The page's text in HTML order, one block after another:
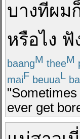
บางทีผม
หรือไง ฟั
baangM theeM
maiF beuuaL
"Sometimes
ever get